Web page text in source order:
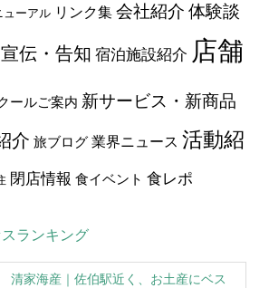
ューアル リンク集 会社紹介 体験談
宣伝・告知 宿泊施設紹介 店舗
ールご案内 新サービス・新商品
介 旅ブログ 業界ニュース 活動紹
閉店情報 食イベント 食レポ
ランキング
清家海産｜佐伯駅近く、お土産にベス